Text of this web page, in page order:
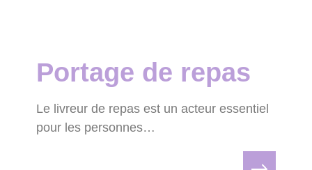
Portage de repas
Le livreur de repas est un acteur essentiel
pour les personnes…